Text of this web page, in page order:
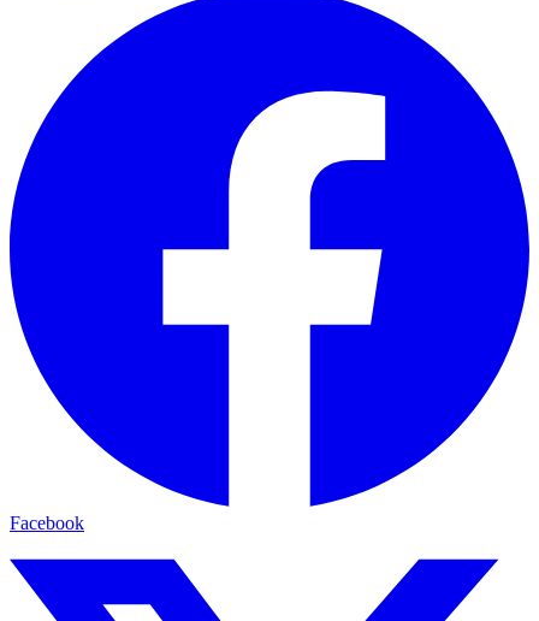
Facebook